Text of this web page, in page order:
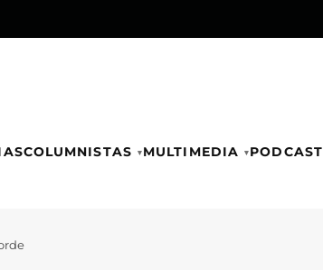
COLUMNISTAS MULTIMEDIA PODCAST